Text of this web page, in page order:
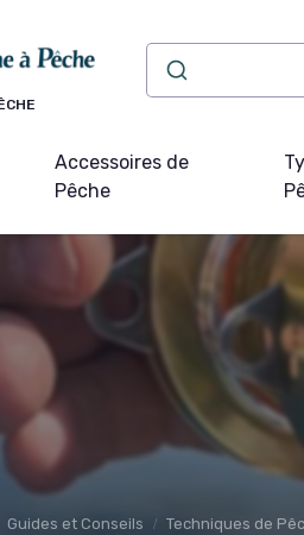
Accessoires de
Pêche
Guides et Conseils Techniques de